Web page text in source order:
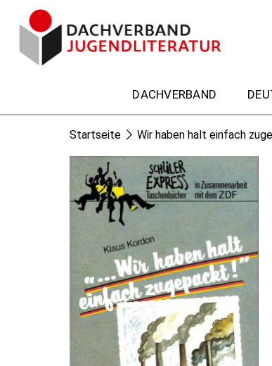
DACHVERBAND
Startseite Wir haben halt einfach